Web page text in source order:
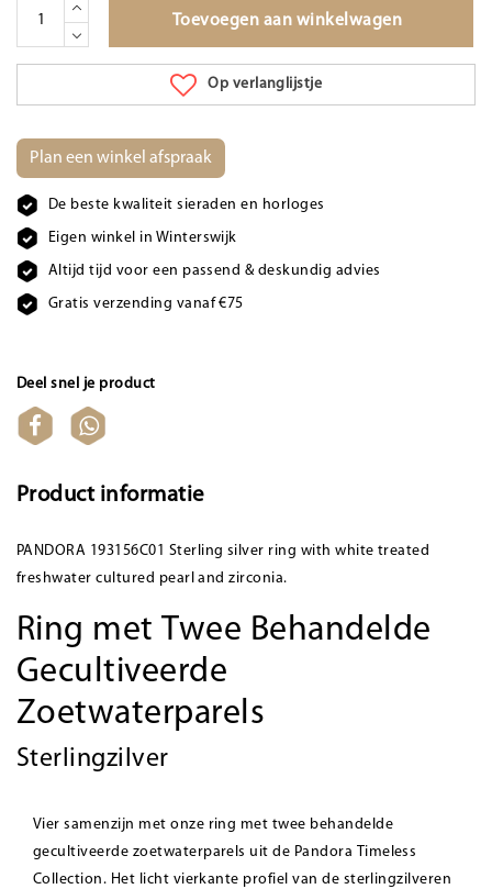
Toevoegen aan winkelwagen
Op verlanglijstje
Plan een winkel afspraak
De beste kwaliteit sieraden en horloges
Eigen winkel in Winterswijk
Altijd tijd voor een passend & deskundig advies
Gratis verzending vanaf €75
Deel snel je product
Product informatie
PANDORA 193156C01 Sterling silver ring with white treated
freshwater cultured pearl and zirconia.
Ring met Twee Behandelde
Gecultiveerde
Zoetwaterparels
Sterlingzilver
Vier samenzijn met onze ring met twee behandelde
gecultiveerde zoetwaterparels uit de Pandora Timeless
Collection. Het licht vierkante profiel van de sterlingzilveren